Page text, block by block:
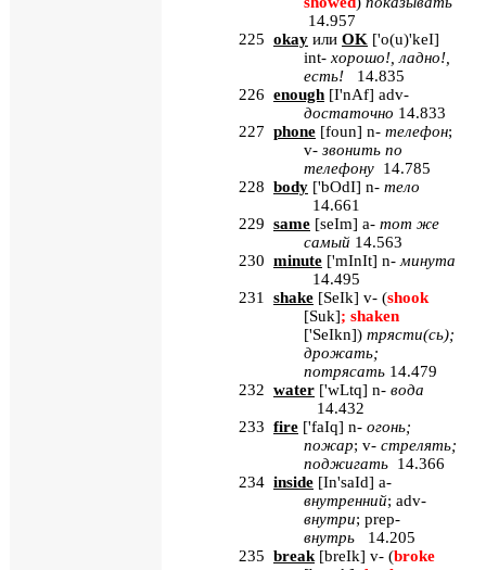
14.957
225 okay или OK ['o(u)'keI]
int- хорошо!, ладно!,
есть! 14.835
226 enough [I'nAf] adv-
достаточно 14.833
227 phone [foun] n- телефон;
v- звонить по
телефону 14.785
228 body ['bOdI] n- тело
14.661
229 same [seIm] a- тот же
самый 14.563
230 minute ['mInIt] n- минута
14.495
231 shake [SeIk] v- (shook
[Suk]; shaken
['SeIkn]) трясти(сь);
дрожать;
потрясать 14.479
232 water ['wLtq] n- вода
14.432
233 fire ['faIq] n- огонь;
пожар; v- стрелять;
поджигать 14.366
234 inside [In'saId] a-
внутренний; adv-
внутри; prep-
внутрь 14.205
235 break [breIk] v- (broke